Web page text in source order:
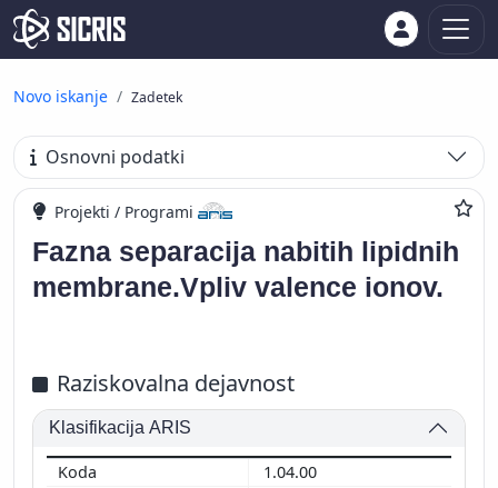
Novo iskanje Zadetek
Osnovni podatki
Projekti / Programi
Fazna separacija nabitih lipidnih
membrane.Vpliv valence ionov.
Raziskovalna dejavnost
Klasifikacija ARIS
1.04.00